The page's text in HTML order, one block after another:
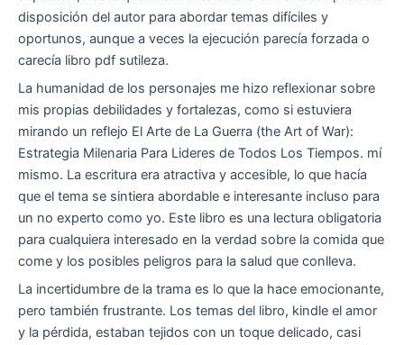
disposición del autor para abordar temas difíciles y
oportunos, aunque a veces la ejecución parecía forzada o
carecía libro pdf sutileza.
La humanidad de los personajes me hizo reflexionar sobre
mis propias debilidades y fortalezas, como si estuviera
mirando un reflejo El Arte de La Guerra (the Art of War):
Estrategia Milenaria Para Lideres de Todos Los Tiempos. mí
mismo. La escritura era atractiva y accesible, lo que hacía
que el tema se sintiera abordable e interesante incluso para
un no experto como yo. Este libro es una lectura obligatoria
para cualquiera interesado en la verdad sobre la comida que
come y los posibles peligros para la salud que conlleva.
La incertidumbre de la trama es lo que la hace emocionante,
pero también frustrante. Los temas del libro, kindle el amor
y la pérdida, estaban tejidos con un toque delicado, casi